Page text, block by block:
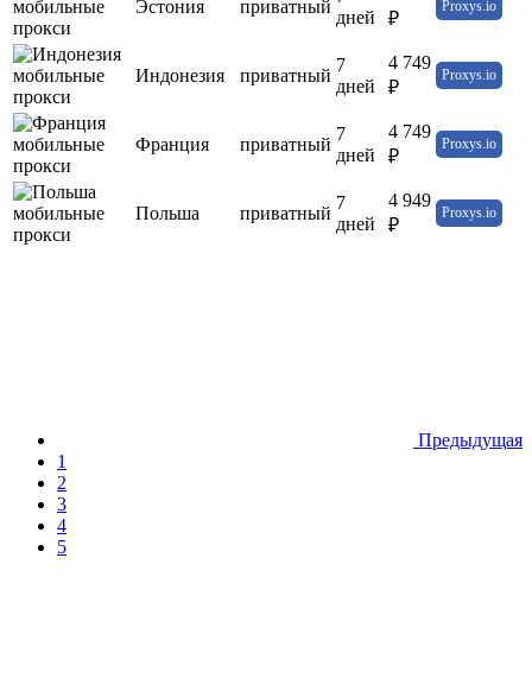
Эстония приватный
дней
₽
Proxys.io
Индонезия приватный
7
дней
4 749
₽
Proxys.io
Франция приватный
7
дней
4 749
₽
Proxys.io
Польша приватный
7
дней
4 949
₽
Proxys.io
Предыдущая
1
2
3
4
5